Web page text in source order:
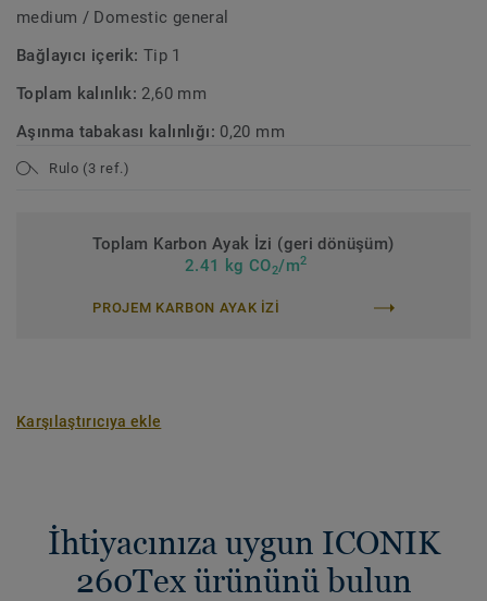
medium / Domestic general
Bağlayıcı içerik: Tip 1
Toplam kalınlık: 2,60 mm
Aşınma tabakası kalınlığı: 0,20 mm
Rulo (3 ref.)
Toplam Karbon Ayak İzi (geri dönüşüm)
2.41 kg CO2/m2
PROJEM KARBON AYAK IZI
Karşılaştırıcıya ekle
İhtiyacınıza uygun ICONIK
260Tex ürününü bulun